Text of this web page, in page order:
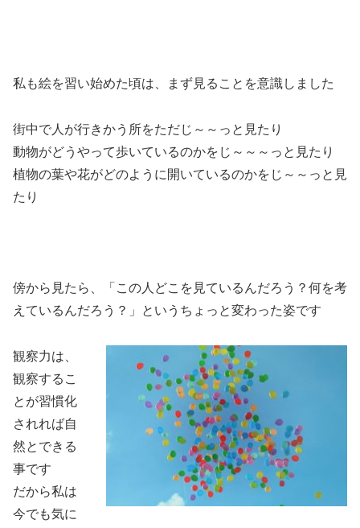
私も絵を習い始めた頃は、まず見ることを意識しました
街中で人が行きかう所をただじ～～っと見たり
動物がどうやって歩いているのかをじ～～～っと見たり
植物の葉や花がどのように開いているのかをじ～～っと見
たり
傍から見たら、「この人どこを見ているんだろう？何を考
えているんだろう？」というちょっと変わった姿です
観察力は、
観察するこ
とが習慣化
されれば自
然とできる
事です
だから私は
今でも気に